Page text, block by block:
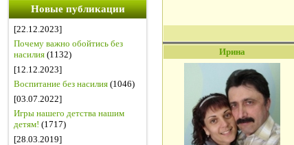
Новые публикации
[22.12.2023]
Почему важно обойтись без
насилия (1132)
[12.12.2023]
Воспитание без насилия (1046)
[03.07.2022]
Игры нашего детства нашим
детям! (1717)
[28.03.2019]
Ирина